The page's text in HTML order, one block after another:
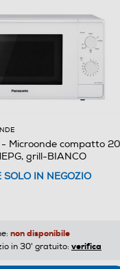
- Microonde compatto
grill-BIANCO
SOLO IN NEGOZIO
non disponibile
in 30' gratuito: verifica